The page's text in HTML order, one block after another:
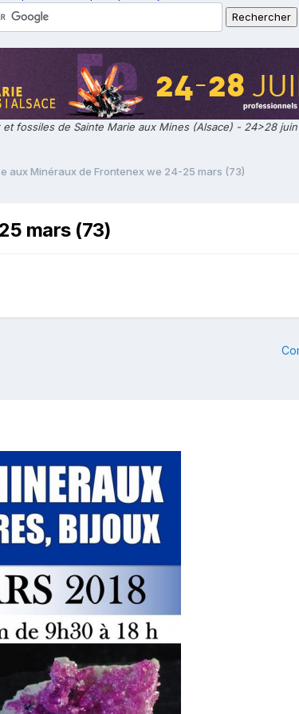
et fossiles de Sainte Marie aux Mines (Alsace) - 24>28
aux Minéraux de Frontenex we 24-25 mars (73)
mars (73)